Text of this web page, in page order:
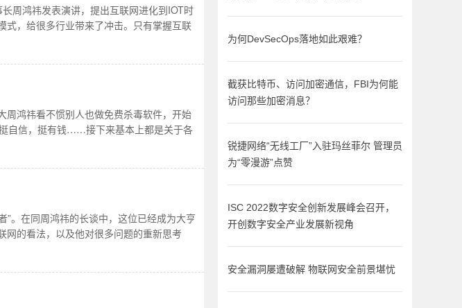
周鸿祎发表演讲，提出互联网进化到IOT时
式，给很多行业带来了冲击。只有掌握互联
周鸿祎看不惯别人也做免费杀毒软件，开始
自信，挺有钱……接下来基本上都是关于各
”。在同周鸿祎的长谈中，这位已经成为大亨
网的看法，以及他对很多问题的重新思考
为何DevSecOps落地如此艰难？
截获比特币、访问加密通信，FBI为何能
访问那些加密消息？
锐捷网络“无线工厂”入驻玛丝菲尔 管理员
为“零漫游”点赞
ISC 2022数字安全创新发展峰会召开，
开创数字安全产业发展新视角
安全漏洞屡遭破解 物联网安全前景堪忧